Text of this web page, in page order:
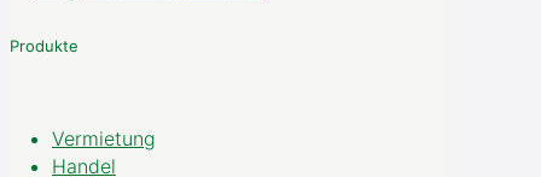
Produkte
Vermietung
Handel